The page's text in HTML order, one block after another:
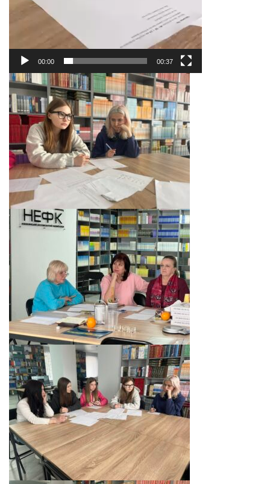
00:00 00:37